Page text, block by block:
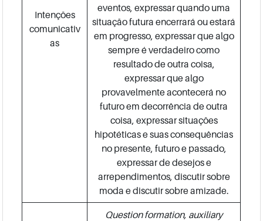
Intenções
comunicativ
as
eventos, expressar quando uma
situação futura encerrará ou estará
em progresso, expressar que algo
sempre é verdadeiro como
resultado de outra coisa,
expressar que algo
provavelmente acontecerá no
futuro em decorrência de outra
coisa, expressar situações
hipotéticas e suas consequências
no presente, futuro e passado,
expressar de desejos e
arrependimentos, discutir sobre
moda e discutir sobre amizade.
Question formation, auxiliary